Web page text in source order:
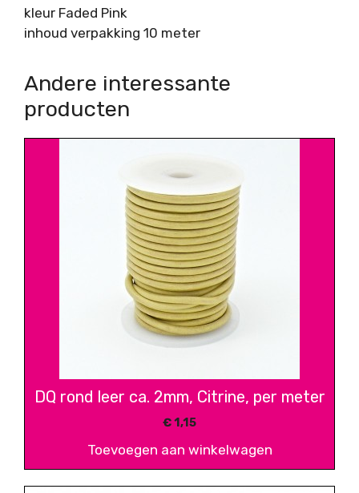
kleur Faded Pink
inhoud verpakking 10 meter
Andere interessante
producten
DQ rond leer ca. 2mm, Citrine, per meter
€1,15
Toevoegen aan winkelwagen